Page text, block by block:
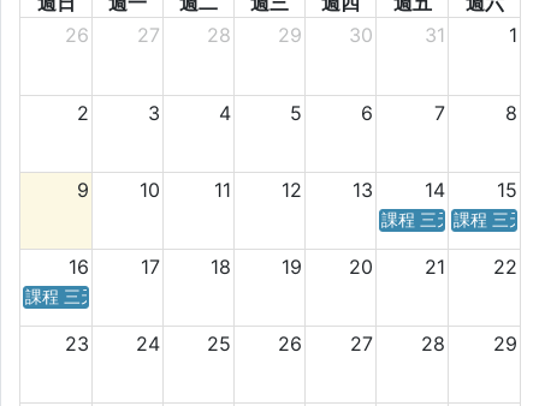
26
27 28 29 30 31 1
2 3 4 5 6 7 8
9 10 11 12 13 14 15
課程 三天／六天 時
課程 三天
16 17 18 19 20 21 22
課程 三天／六天 時間表
23 24 25 26 27 28 29